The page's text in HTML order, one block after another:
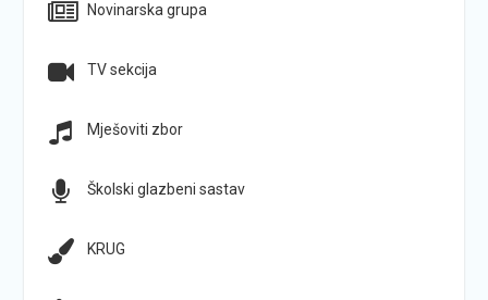
Novinarska grupa
TV sekcija
Mješoviti zbor
Školski glazbeni sastav
KRUG